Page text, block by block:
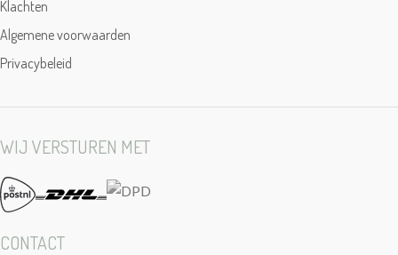
Klachten
Algemene voorwaarden
Privacybeleid
WIJ VERSTUREN MET
CONTACT